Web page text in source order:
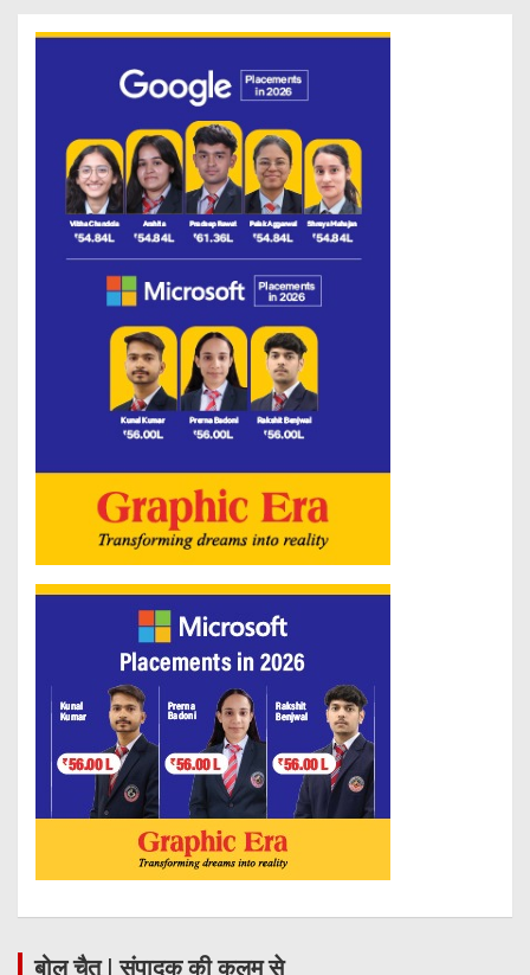
बोल चैतू | संपादक की कलम से